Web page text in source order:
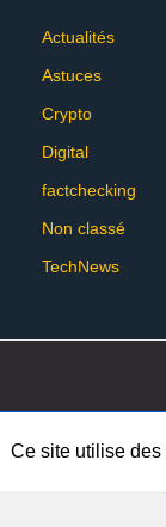
Actualités
Astuces
Crypto
Digital
factchecking
Non classé
TechNews
All
Ce site utilise